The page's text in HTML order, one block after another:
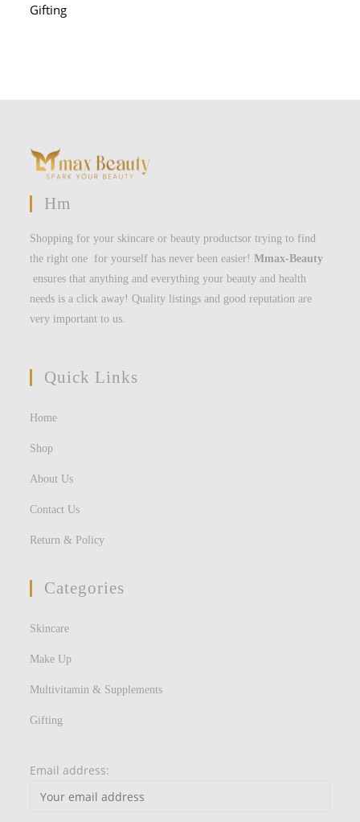
Gifting
Hm
Shopping for your skincare or beauty productsor trying to find
the right one for yourself has never been easier!Mmax-Beauty
ensures that anything and everything your beauty and health
needs is a click away! Quality listings and good reputation are
very important to us.
Quick Links
Home
Shop
About Us
Contact Us
Return & Policy
Categories
Skincare
Make Up
Multivitamin & Supplements
Gifting
Email address: